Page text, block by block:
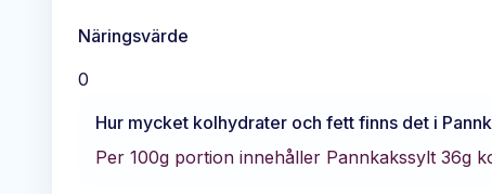
Näringsvärde
0
Hur mycket kolhydrater och fett finns det i
Per 100g portion innehåller Pannkakssylt 36g